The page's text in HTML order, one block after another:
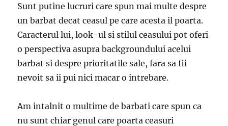
Sunt putine lucruri care spun mai multe despre
un barbat decat ceasul pe care acesta il poarta.
Caracterul lui, look-ul si stilul ceasului pot oferi
o perspectiva asupra backgroundului acelui
barbat si despre prioritatile sale, fara sa fii
nevoit sa ii pui nici macar o intrebare.
Am intalnit o multime de barbati care spun ca
nu sunt chiar genul care poarta ceasuri